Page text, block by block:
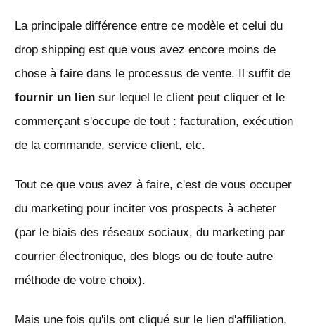
La principale différence entre ce modèle et celui du
drop shipping est que vous avez encore moins de
chose à faire dans le processus de vente. Il suffit de
fournir un lien sur lequel le client peut cliquer et le
commerçant s'occupe de tout : facturation, exécution
de la commande, service client, etc.
Tout ce que vous avez à faire, c'est de vous occuper
du marketing pour inciter vos prospects à acheter
(par le biais des réseaux sociaux, du marketing par
courrier électronique, des blogs ou de toute autre
méthode de votre choix).
Mais une fois qu'ils ont cliqué sur le lien d'affiliation,